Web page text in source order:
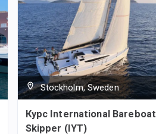
Stockholm, Sweden
Курс International Bareboat
Skipper (IYT)